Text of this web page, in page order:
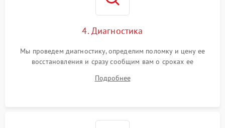
4. Диагностика
Мы проведем диагностику, определим поломку и цену ее
восстановления и сразу сообщим вам о сроках ее
Подробнее